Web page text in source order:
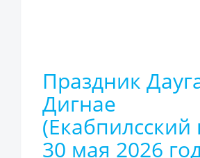
Праздник
Дигнае
(Екабпилсский
30 мая 2026